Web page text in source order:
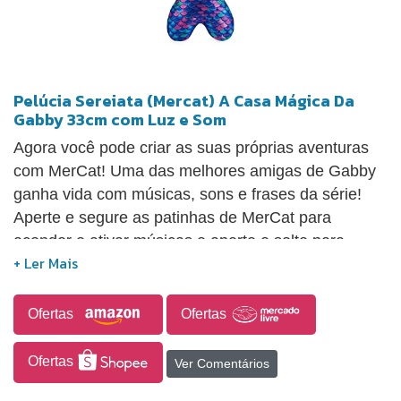
Pelúcia Sereiata (Mercat) A Casa Mágica Da
Gabby 33cm com Luz e Som
Agora você pode criar as suas próprias aventuras
com MerCat! Uma das melhores amigas de Gabby
ganha vida com músicas, sons e frases da série!
Aperte e segure as patinhas de MerCat para
acender e ativar músicas e aperte e solte para
acender as luzes e tocar os sons e frases da
com tecido metálico e macio e detalhes bordados
iguais ao apresentado na série da Gabby! A pelúcia
possui 33cm e é a companheira perfeita para
abraços e brincadeiras.
Ofertas Ofertas
Ofertas Ver Comentários